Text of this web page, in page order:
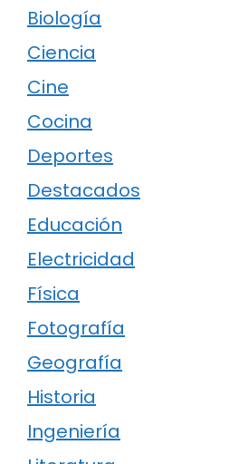
Biología
Ciencia
Cine
Cocina
Deportes
Destacados
Educación
Electricidad
Física
Fotografía
Geografía
Historia
Ingeniería